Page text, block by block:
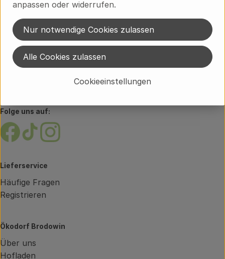
033362 60-300
info@brodowin.de
Unsere Verwaltung erreichst du unter:
Weißensee 1
16230 Chorin OT Brodowin
Folge uns auf:
Externer Link zu https://www.facebook.com/
Externer Link zu https://www.tiktok.com/
Externer Link zu https://
Lieferservice
Häufige Fragen
Registrieren
Ökodorf Brodowin
Über uns
Hofladen
anpassen oder widerrufen.
Cookieeinstellungen
Nur notwendige Cookies zulassen
Alle Cookies zulassen